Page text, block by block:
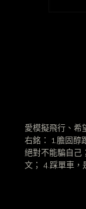
愛模擬飛行、希
右銘： 1.膽固醇
絕對不能騙自己
文； 4.踩單車，